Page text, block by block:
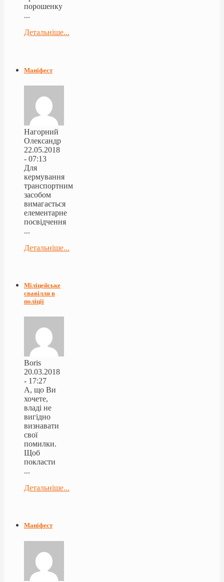
порошенку
...
Детальніше...
Маніфест
Нагорний
Олександр
22.05.2018
- 07:13
Для
кермування
транспортним
засобом
вимагається
елементарне
посвідчення
...
Детальніше...
Міліцейське
свавілля в
поліції
Boris
20.03.2018
- 17:27
А, що Ви
хочете,
владі не
вигідно
визнавати
свої
помилки.
Щоб
покласти
...
Детальніше...
Маніфест